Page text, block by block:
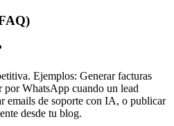
Ejemplos: Generar facturas
por WhatsApp cuando un lead
emails de soporte con IA, o publicar
desde tu blog.